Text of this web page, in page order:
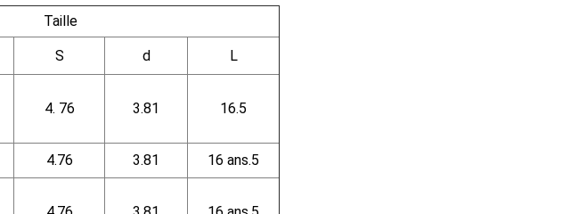
Taille
S d
L
4. 76 3.81 16.5
4.76 3.81
16 ans.5